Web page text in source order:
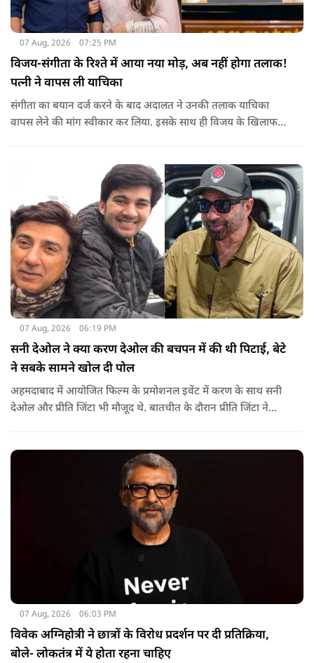
07 Aug, 2026 07:25 PM
विजय-संगीता के रिश्ते में आया नया मोड़, अब नहीं होगा तलाक!
पत्नी ने वापस ली याचिका
संगीता का बयान दर्ज करने के बाद अदालत ने उनकी तलाक याचिका
वापस लेने की मांग स्वीकार कर लिया. इसके साथ ही विजय के खिलाफ
07 Aug, 2026 06:19 PM
सनी देओल ने क्या करण देओल की बचपन में की थी पिटाई, बेटे
ने सबके सामने खोल दी पोल
अहमदाबाद में आयोजित फिल्म के प्रमोशनल इवेंट में करण के साथ सनी
देओल और प्रीति जिंटा भी मौजूद थे. बातचीत के दौरान प्रीति जिंटा ने
जवाब दिया.
07 Aug, 2026 06:03 PM
विवेक अग्निहोत्री ने छात्रों के विरोध प्रदर्शन पर दी प्रतिक्रिया,
बोले- लोकतंत्र में ये होता रहना चाहिए